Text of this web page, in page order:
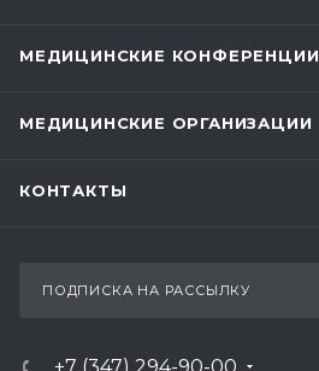
МЕДИЦИНСКИЕ КОНФЕРЕНЦИИ
МЕДИЦИНСКИЕ ОРГАНИЗАЦИИ
КОНТАКТЫ
ПОДПИСКА НА РАССЫЛКУ